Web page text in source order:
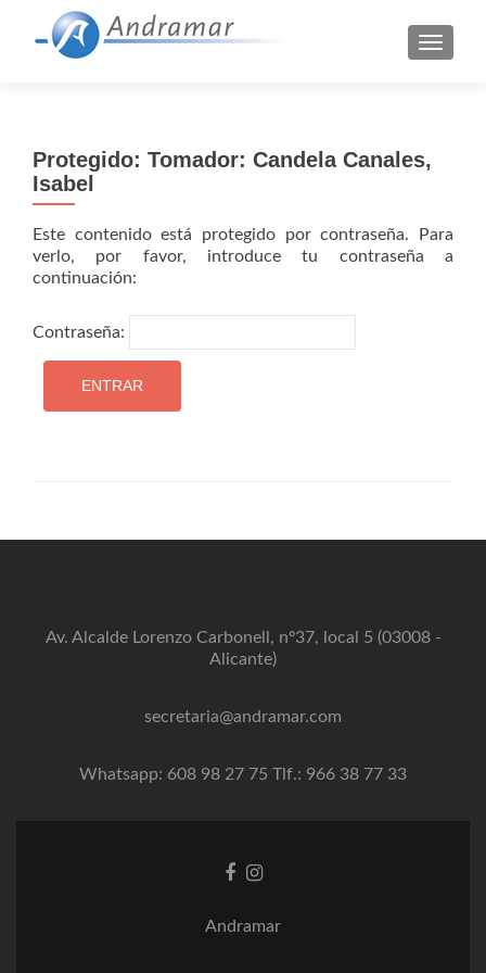
Protegido: Tomador: Candela Canales,
Isabel
Este contenido está protegido por contraseña. Para
verlo, por favor, introduce tu contraseña a
continuación:
Contraseña:
Av. Alcalde Lorenzo Carbonell, nº37, local 5 (03008 -
Alicante)
secretaria@andramar.com
Whatsapp: 608 98 27 75 Tlf.: 966 38 77 33
Enlace
Facebook
Enlace
Andramar